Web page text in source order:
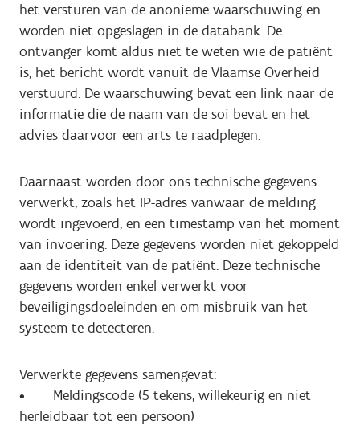
het versturen van de anonieme waarschuwing en
worden niet opgeslagen in de databank. De
ontvanger komt aldus niet te weten wie de patiënt
is, het bericht wordt vanuit de Vlaamse Overheid
verstuurd. De waarschuwing bevat een link naar de
informatie die de naam van de soi bevat en het
advies daarvoor een arts te raadplegen.
Daarnaast worden door ons technische gegevens
verwerkt, zoals het IP-adres vanwaar de melding
wordt ingevoerd, en een timestamp van het moment
van invoering. Deze gegevens worden niet gekoppeld
aan de identiteit van de patiënt. Deze technische
gegevens worden enkel verwerkt voor
beveiligingsdoeleinden en om misbruik van het
systeem te detecteren.
Verwerkte gegevens samengevat:
• Meldingscode (5 tekens, willekeurig en niet
herleidbaar tot een persoon)